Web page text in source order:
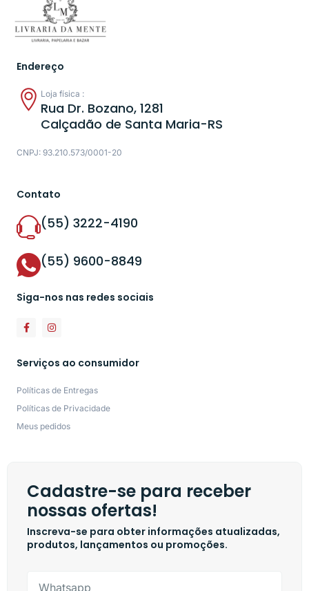
Endereço
Loja física :
Rua Dr. Bozano, 1281
Calçadão de Santa Maria-RS
CNPJ: 93.210.573/0001-20
Contato
(55) 3222-4190
(55) 9600-8849
Siga-nos nas redes sociais
Serviços ao consumidor
Políticas de Entregas
Políticas de Privacidade
Meus pedidos
Cadastre-se para receber
nossas ofertas!
Inscreva-se para obter informações atualizadas,
produtos, lançamentos ou promoções.